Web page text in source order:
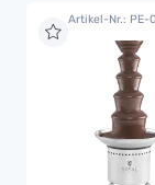
Artikel-Nr.: PE-